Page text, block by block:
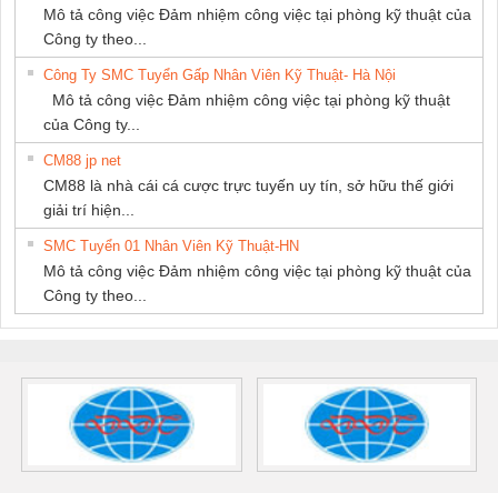
Mô tả công việc Đảm nhiệm công việc tại phòng kỹ thuật của
Công ty theo...
Công Ty SMC Tuyển Gấp Nhân Viên Kỹ Thuật- Hà Nội
Mô tả công việc Đảm nhiệm công việc tại phòng kỹ thuật
của Công ty...
CM88 jp net
CM88 là nhà cái cá cược trực tuyến uy tín, sở hữu thế giới
giải trí hiện...
SMC Tuyển 01 Nhân Viên Kỹ Thuật-HN
Mô tả công việc Đảm nhiệm công việc tại phòng kỹ thuật của
Công ty theo...